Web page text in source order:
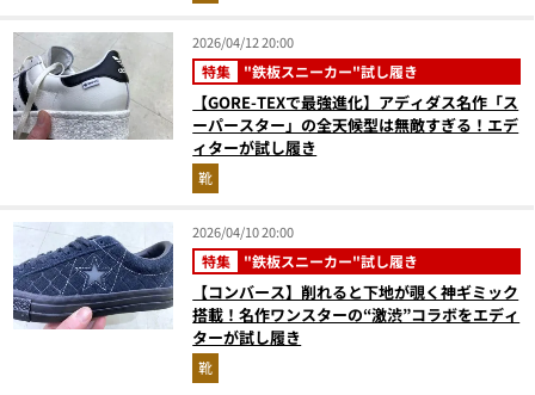
2026/04/12 20:00
特集 "鉄板スニーカー"試し履き
【GORE-TEXで最強進化】アディダス名作「ス
ーパースター」の全天候型は無敵すぎる！エデ
ィターが試し履き
靴
2026/04/10 20:00
特集 "鉄板スニーカー"試し履き
【コンバース】削れると下地が覗く神ギミック
搭載！名作ワンスターの“激渋”コラボをエディ
ターが試し履き
靴